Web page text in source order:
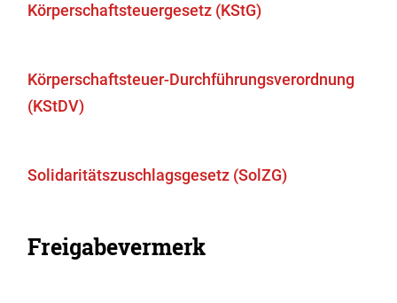
Körperschaftsteuergesetz (KStG)
Körperschaftsteuer-Durchführungsverordnung
(KStDV)
Solidaritätszuschlagsgesetz (SolZG)
Freigabevermerk